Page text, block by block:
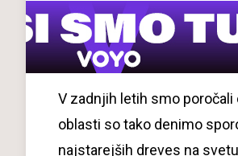
V zadnjih letih smo
oblasti so tako denimo
najstarejših dreves na